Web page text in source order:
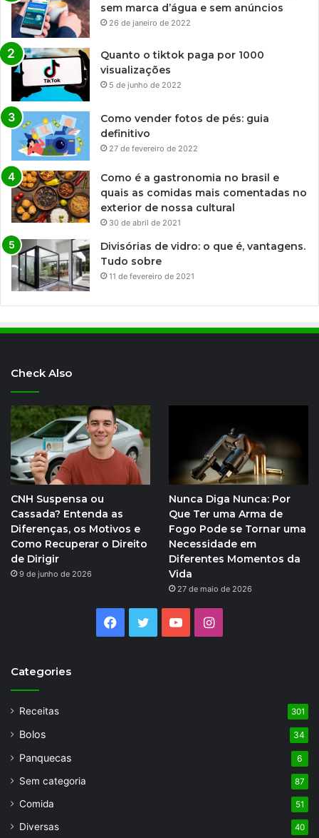
sem marca d’água e sem anúncios
26 de janeiro de 2022
Quanto o tiktok paga por 1000
visualizações
5 de junho de 2022
Como vender fotos de pés: guia
definitivo
27 de fevereiro de 2022
Como é a gastronomia no brasil e
quais as comidas mais comentadas no
exterior de nossa cultural
30 de abril de 2021
Divisórias de vidro: o que é, vantagens.
Tudo sobre
11 de fevereiro de 2021
Check Also
CNH Suspensa ou
Cassada? Entenda as
Diferenças, os Motivos e
Como Recuperar o Direito
de Dirigir
9 de junho de 2026
Nunca Diga Nunca: Por
Que Ter uma Arma de
Fogo Pode se Tornar uma
Necessidade em
Diferentes Momentos da
Vida
27 de maio de 2026
Facebook
TwitterYouTubeInstagram
Categories
Receitas 301
Bolos 34
Panquecas 6
Sem categoria 87
Comida 51
Diversas 40